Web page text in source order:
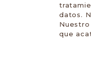
datos.
que